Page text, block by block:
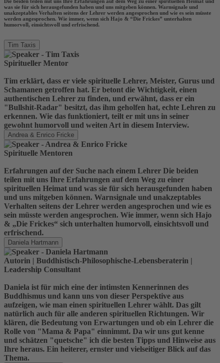
was sie für sich herausgefunden haben und uns mitgeben können. Warnsignale und
unakzeptables Verhalten seitens der Lehrer werden angesprochen und wie es sein müsste
werden angesprochen. Wie immer, wenn sich Hajo & “Die Frickes” unterhalten
humorvoll, einsichtsvoll und erfrischend.
Tim Taxis
Spiritueller Mentor
Tim erklärt, dass er viele spirituelle Lehrer, Meister, Gurus und
Schamanen getroffen hat. Er betont die Wichtigkeit, einen
authentischen Lehrer zu finden, und erwähnt, dass er ein
"Bullshit-Radar" besitzt, das ihm geholfen hat, echte Lehren zu
erkennen. Wie das funktioniert, teilt er mit uns in seiner
gewohnt humorvoll und weiten Art in diesem Interview.
Andrea & Enrico Fricke
Spirituelle Mentoren
Erfahrungen auf der Suche nach einem Lehrer Die beiden
teilen mit uns Ihre Erfahrungen auf dem Weg zu einer
spirituellen Heimat und was sie für sich herausgefunden haben
und uns mitgeben können. Warnsignale und unakzeptables
Verhalten seitens der Lehrer werden angesprochen und wie es
sein müsste werden angesprochen. Wie immer, wenn sich Hajo
& „Die Frickes“ sich unterhalten humorvoll, einsichtsvoll und
erfrischend.
Daniela Hartmann
Autorin | Buddhistisch-Philosophische-Lebensberaterin |
Leadership Consultant
Daniela ist für mich eine der intimsten Kennerinnen des
Buddhismus und kann uns von dieser Perspektive aus
aufzeigen, wie man einen spirituellen Lehrer wählt. Das gilt
natürlich auch für alle anderen spirituellen Richtungen. Wir
klären, die Bedeutung von Erwartungen und ob ein Lehrer die
Rolle von "Mama & Papa" einnimmt. Da wir uns gut kenne
und schätzen "quetsche" ich die besten Tipps und Hinweise aus
Ihre heraus. Ein heiterer, ernster und vielseitiger Blick auf das
Thema.